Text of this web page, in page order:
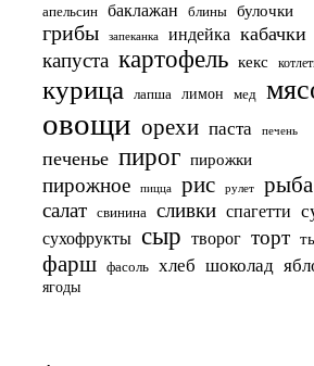
апельсин баклажан блины булочки
грибы запеканка индейка кабачки
капуста картофель кекс
курица лапша лимон мед
овощи орехи паста печень
печенье пирог пирожки
пирожное пицца рис рулет рыба
салат свинина сливки спагетти
сухофрукты сыр творог торт
фарш фасоль хлеб шоколад
ягоды